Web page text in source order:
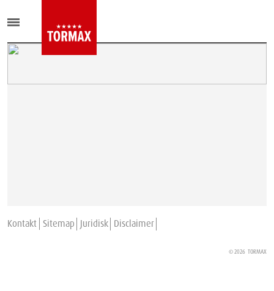
Kontakt Sitemap Juridisk Disclaimer
© 2026 TORMAX